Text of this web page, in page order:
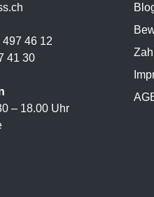
497 46 12
41 30
– 18.00 Uhr